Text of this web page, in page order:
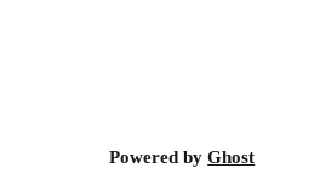
Powered byGhost